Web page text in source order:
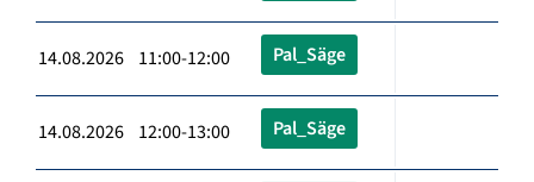
14.08.2026 11:00-12:00 Pal_Säge
14.08.2026 12:00-13:00 Pal_Säge